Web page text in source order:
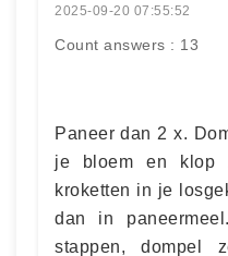
2025-09-20 07:55:52
Count answers : 13
Paneer dan 2 x.
je bloem en klop
kroketten in je
dan in
stappen, dompel